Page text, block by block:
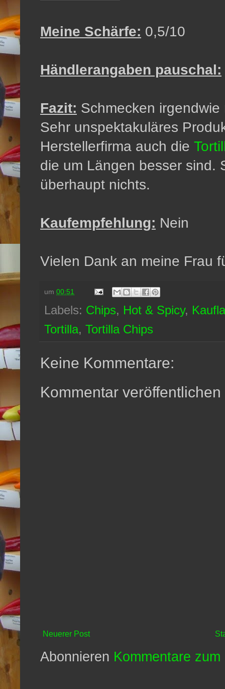
Meine Schärfe: 0,5/10
Händlerangaben pauschal:
Fazit: Schmecken
Sehr unspektakuläres
Herstellerfirma auch die
die um Längen besser sind.
überhaupt nichts.
Kaufempfehlung: Nein
Vielen Dank an meine Frau
um 00:51
Labels: Chips, Hot & Spicy,
Tortilla, Tortilla Chips
Keine Kommentare:
Kommentar veröffentlichen
Neuerer Post
Abonnieren Kommentare